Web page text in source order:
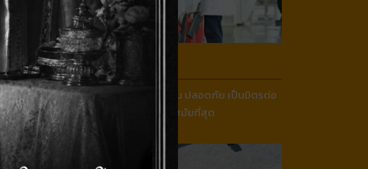
Production
การผลิตบรรจุภัณฑ์ที่ได้มาตรฐาน ปลอดภัย เป็นมิตรต่อ
สิ่งแวดล้อม ด้วยเครื่องจักรที่ทันสมัยที่สุด